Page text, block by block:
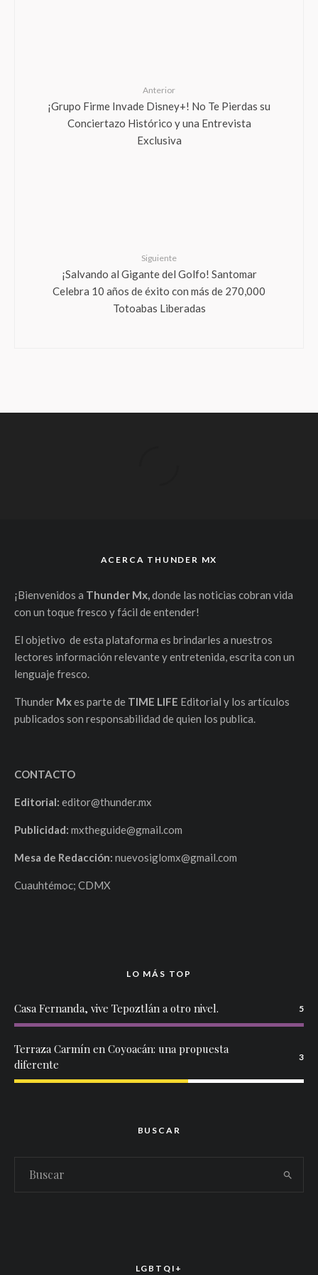
Anterior
¡Grupo Firme Invade Disney+! No Te Pierdas su
Conciertazo Histórico y una Entrevista
Exclusiva
Siguiente
¡Salvando al Gigante del Golfo! Santomar
Celebra 10 años de éxito con más de 270,000
Totoabas Liberadas
ACERCA THUNDER MX
¡Bienvenidos a Thunder Mx,donde las noticias cobran vida
con un toque fresco y fácil de entender!
El objetivo de esta plataforma es brindarles a nuestros
lectores información relevante y entretenida, escrita con un
lenguaje fresco.
Thunder Mxes parte de TIME LIFE Editorial y los artículos
publicados son responsabilidad de quien los publica.
CONTACTO
Editorial: editor@thunder.mx
Publicidad: mxtheguide@gmail.com
Mesa de Redacción: nuevosiglomx@gmail.com
Cuauhtémoc; CDMX
LO MÁS TOP
Casa Fernanda, vive Tepoztlán a otro nivel. 5
Terraza Carmín en Coyoacán: una propuesta
diferente
3
BUSCAR
LGBTQI+